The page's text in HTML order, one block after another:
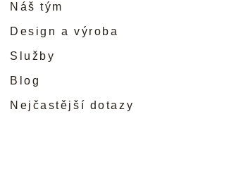
Náš tým
Design a výroba
Služby
Blog
Nejčastější dotazy